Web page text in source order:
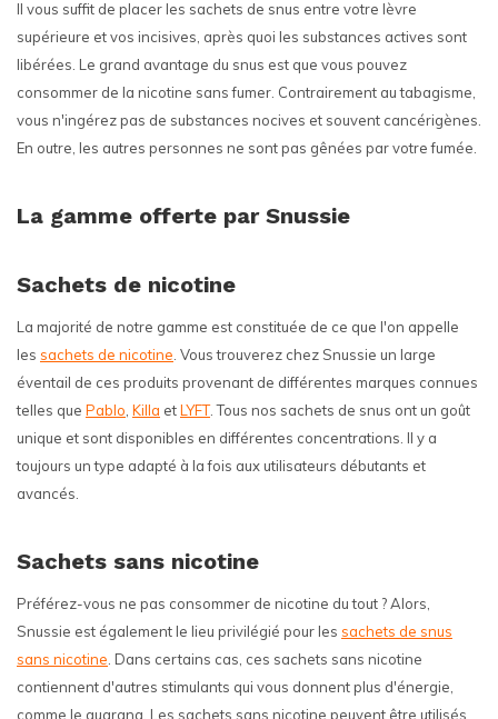
Il vous suffit de placer les sachets de snus entre votre lèvre
supérieure et vos incisives, après quoi les substances actives sont
libérées. Le grand avantage du snus est que vous pouvez
consommer de la nicotine sans fumer. Contrairement au tabagisme,
vous n'ingérez pas de substances nocives et souvent cancérigènes.
En outre, les autres personnes ne sont pas gênées par votre fumée.
La gamme offerte par Snussie
Sachets de nicotine
La majorité de notre gamme est constituée de ce que l'on appelle
les sachets de nicotine . Vous trouverez chez Snussie un large
éventail de ces produits provenant de différentes marques connues
telles que Pablo Killa etLYFT. Tous nos sachets de snus ont un goût
unique et sont disponibles en différentes concentrations. Il y a
toujours un type adapté à la fois aux utilisateurs débutants et
avancés.
Sachets sans nicotine
Préférez-vous ne pas consommer de nicotine du tout ? Alors,
Snussie est également le lieu privilégié pour les sachets de snus
sans nicotine . Dans certains cas, ces sachets sans nicotine
contiennent d'autres stimulants qui vous donnent plus d'énergie,
comme le guarana. Les sachets sans nicotine peuvent être utilisés